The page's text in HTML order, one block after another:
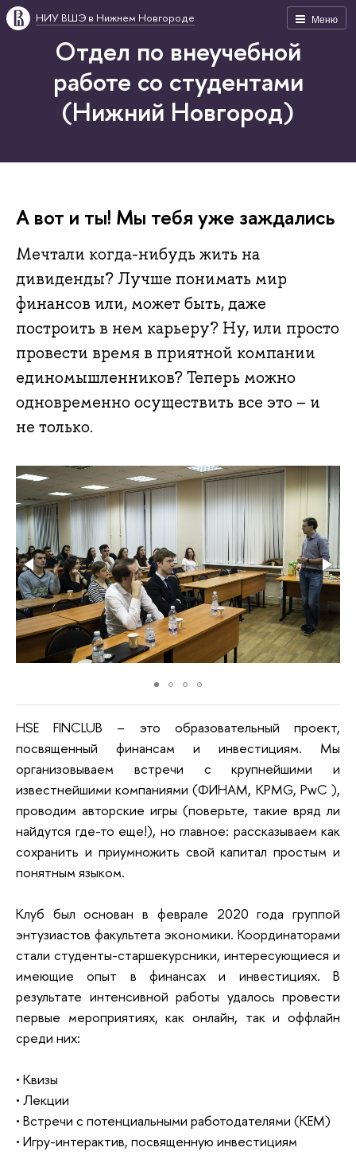
Меню
НИУ ВШЭ в Нижнем Новгороде
Отдел по внеучебной
работе со студентами
(Нижний Новгород)
А вот и ты! Мы тебя уже заждались
Мечтали когда-нибудь жить на
дивиденды? Лучше понимать мир
финансов или, может быть, даже
построить в нем карьеру? Ну, или просто
провести время в приятной компании
единомышленников? Теперь можно
одновременно осуществить все это – и
не только.
HSE FINCLUB – это образовательный проект,
посвященный финансам и инвестициям. Мы
организовываем встречи с крупнейшими и
известнейшими компаниями (ФИНАМ, KPMG, PwC ),
проводим авторские игры (поверьте, такие вряд ли
найдутся где-то еще!), но главное: рассказываем как
сохранить и приумножить свой капитал простым и
понятным языком.
Клуб был основан в феврале 2020 года группой
энтузиастов факультета экономики. Координаторами
стали студенты-старшекурсники, интересующиеся и
имеющие опыт в финансах и инвестициях. В
результате интенсивной работы удалось провести
первые мероприятиях, как онлайн, так и оффлайн
среди них:
• Квизы
• Лекции
• Встречи с потенциальными работодателями (КЕМ)
• Игру-интерактив, посвященную инвестициям